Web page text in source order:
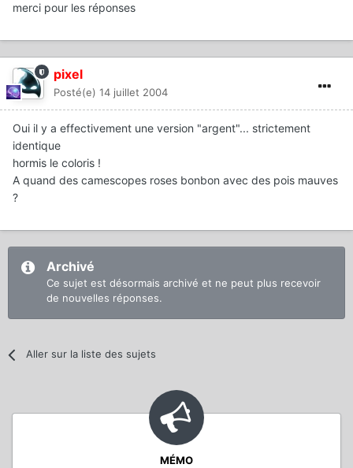
merci pour les réponses
pixel
Posté(e) 14 juillet 2004
Oui il y a effectivement une version "argent"... strictement
identique
hormis le coloris !
A quand des camescopes roses bonbon avec des pois mauves
?
Archivé
Ce sujet est désormais archivé et ne peut plus recevoir
de nouvelles réponses.
Aller sur la liste des sujets
MÉMO